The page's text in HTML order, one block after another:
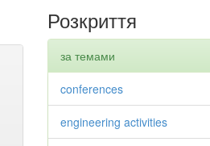
Розкриття
за темами
conferences
engineering activities